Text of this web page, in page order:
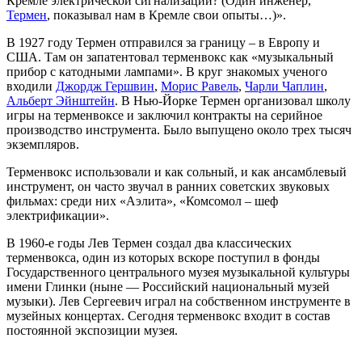
Термен, показывал нам в Кремле свои опыты…)».
В 1927 году Термен отправился за границу – в Европу и
США. Там он запатентовал терменвокс как «музыкальный
прибор с катодными лампами». В круг знакомых ученого
входили Джордж Гершвин, Морис Равель, Чарли Чаплин,
Альберт Эйнштейн. В Нью-Йорке Термен организовал школу
игры на терменвоксе и заключил контракты на серийное
производство инструмента. Было выпущено около трех тысяч
экземпляров.
Терменвокс использовали и как сольный, и как ансамблевый
инструмент, он часто звучал в ранних советских звуковых
фильмах: среди них «Аэлита», «Комсомол – шеф
электрификации».
В 1960-е годы Лев Термен создал два классических
терменвокса, один из которых вскоре поступил в фонды
Государственного центрального музея музыкальной культуры
имени Глинки (ныне — Российский национальный музей
музыки). Лев Сергеевич играл на собственном инструменте в
музейных концертах. Сегодня терменвокс входит в состав
постоянной экспозиции музея.